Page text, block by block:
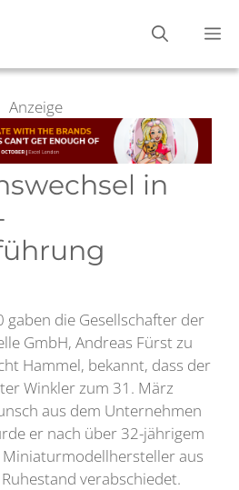
Anzeige
in
die Gesellschafter der
GmbH, Andreas Fürst zu
Hammel, bekannt, dass der
Winkler zum 31. März
aus dem Unternehmen
er nach über 32-jährigem
aus
verabschiedet.